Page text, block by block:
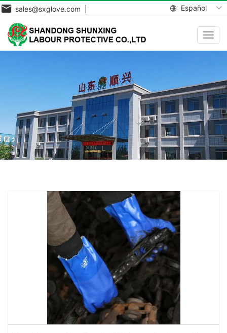
Español
sales@sxglove.com |